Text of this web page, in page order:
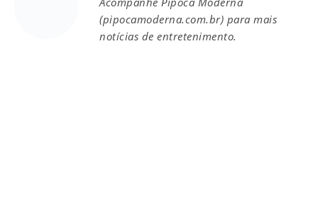
(pipocamoderna.com.br) para mais
notícias de entretenimento.